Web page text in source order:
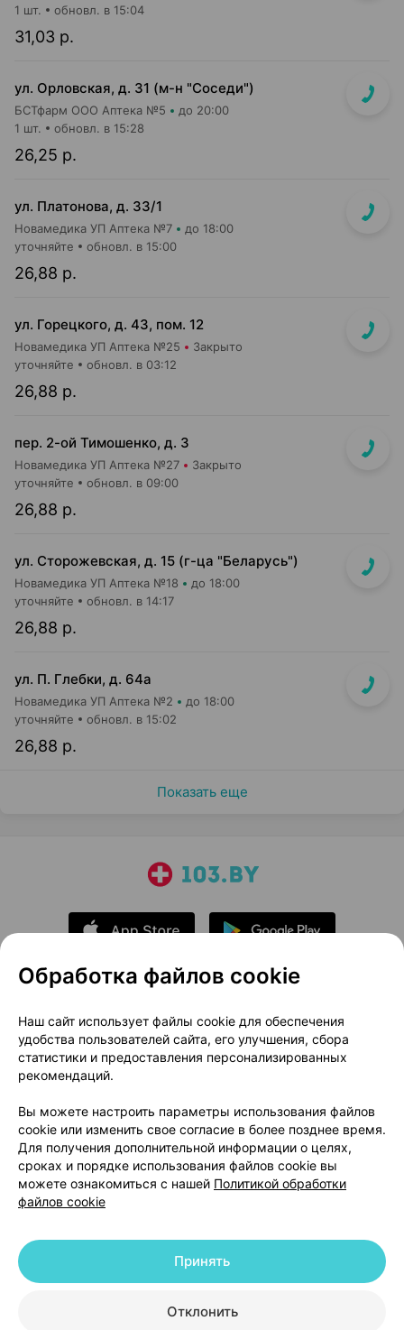
31,03 р.
1 шт. обновл. в 15:04
ул. Орловская, д. 31 (м-н "Соседи")
БСТфарм ООО Аптека №5 до 20:00
26,25 р.
1 шт. обновл. в 15:28
ул. Платонова, д. 33/1
Новамедика УП Аптека №7 до 18:00
26,88 р.
уточняйте обновл. в 15:00
ул. Горецкого, д. 43, пом. 12
Новамедика УП Аптека №25 Закрыто
26,88 р.
уточняйте обновл. в 03:12
пер. 2-ой Тимошенко, д. 3
Новамедика УП Аптека №27 Закрыто
26,88 р.
уточняйте обновл. в 09:00
ул. Сторожевская, д. 15 (г-ца "Беларусь")
Новамедика УП Аптека №18 до 18:00
26,88 р.
уточняйте обновл. в 14:17
ул. П. Глебки, д. 64а
Новамедика УП Аптека №2 до 18:00
26,88 р.
уточняйте обновл. в 15:02
Показать еще
О проекте
Новости проекта
Размещение рекламы
Медицинский маркетинг
Публичный договор
Доставка
Способы оплаты
Вакансии
Партнеры
Написать руководителю 103.by
Написать в поддержку
Персональные настройки Cookie
© 2026 ООО «Артокс Лаб», УНП 191700409 | 220012, Республика Беларусь,
+375 291212755
Обработка файлов cookie
Наш сайт использует файлы cookie для обеспечения
удобства пользователей сайта, его улучшения, сбора
статистики и предоставления персонализированных
рекомендаций.
Вы можете настроить параметры использования файлов
cookie или изменить свое согласие в более позднее время.
Для получения дополнительной информации о целях,
сроках и порядке использования файлов cookie вы
можете ознакомиться с нашей Политикой обработки
файлов cookie
Отклонить
Принять